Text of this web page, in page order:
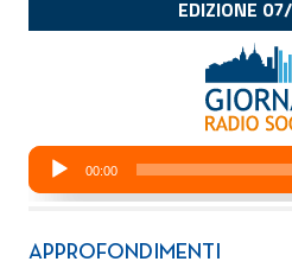
APPROFONDIMENTI